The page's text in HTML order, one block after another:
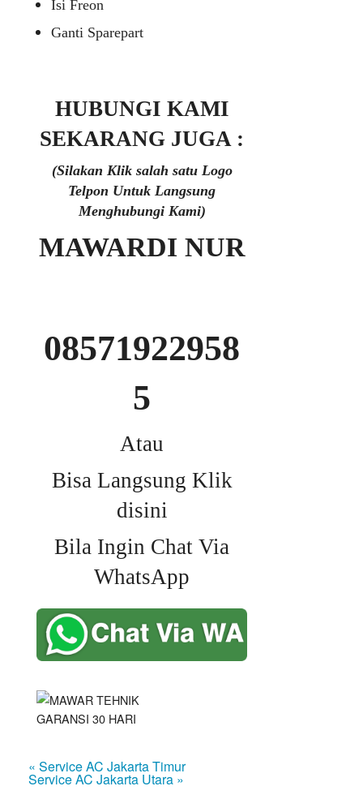
Isi Freon
Ganti Sparepart
HUBUNGI KAMI
SEKARANG JUGA :
(Silakan Klik salah satu Logo
Telpon Untuk Langsung
Menghubungi Kami)
MAWARDI NUR
08571922958
5
Atau
Bisa Langsung Klik
disini
Bila Ingin Chat Via
WhatsApp
« Service AC Jakarta Timur
Service AC Jakarta Utara »